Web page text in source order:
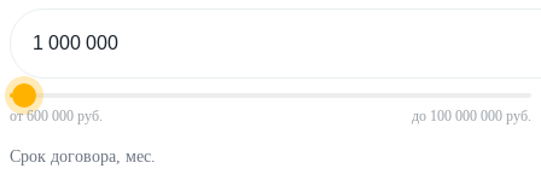
от 600 000 руб. до 100 000 000 руб.
Срок договора, мес.